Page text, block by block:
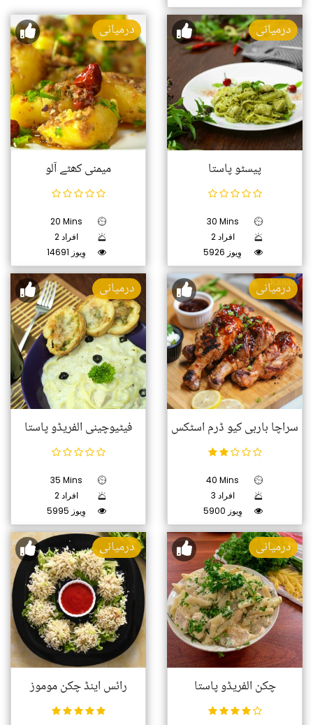
درمیانی
میمنی کھٹے آلو
20 Mins
2 افراد
14691 وِیوز
درمیانی
پیسٹو پاستا
30 Mins
2 افراد
5926 وِیوز
درمیانی
فیٹیوچینی الفریڈو پاستا
35 Mins
2 افراد
5995 وِیوز
درمیانی
سراچا باربی کیو ڈرم اسٹکس
40 Mins
3 افراد
5900 وِیوز
درمیانی
رائس اینڈ چکن موموز
درمیانی
چکن الفریڈو پاستا